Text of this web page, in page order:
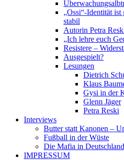
„Ossi“-Identität ist
stabil
Autorin Petra
„Ich lehre euch
Resistere –
Ausgespielt?
Lesungen
Dietrich
Klaus
Gysi in der
Glenn Jäger
Petra Reski
Interviews
Butter statt Kanonen –
Fußball in der Wüste
Die Mafia in Deutschland
IMPRESSUM